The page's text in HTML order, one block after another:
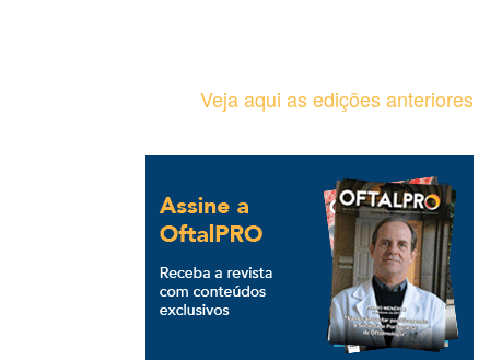
Veja aqui as edições anteriores